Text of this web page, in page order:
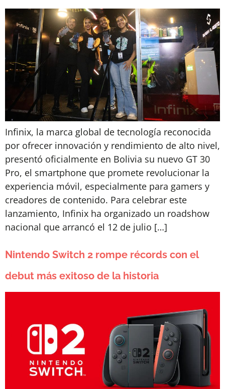
Infinix, la marca global de tecnología reconocida
por ofrecer innovación y rendimiento de alto nivel,
presentó oficialmente en Bolivia su nuevo GT 30
Pro, el smartphone que promete revolucionar la
experiencia móvil, especialmente para gamers y
creadores de contenido. Para celebrar este
lanzamiento, Infinix ha organizado un roadshow
nacional que arrancó el 12 de julio […]
Nintendo Switch 2 rompe récords con el
debut más exitoso de la historia